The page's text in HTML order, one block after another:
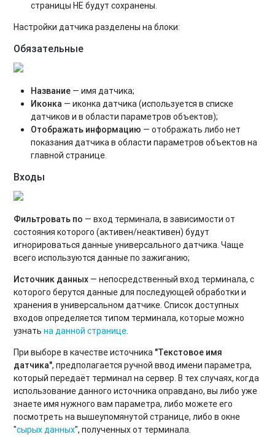
страницы НЕ будут сохранены.
Настройки датчика разделены на блоки:
Обязательные
Название — имя датчика;
Иконка — иконка датчика (используется в списке
датчиков и в области параметров объектов);
Отображать информацию — отображать либо нет
показания датчика в области параметров объектов на
главной странице.
Входы
Фильтровать по — вход терминала, в зависимости от
состояния которого (активен/неактивен) будут
игнорироваться данные универсального датчика. Чаще
всего используются данные по зажиганию;
Источник данных — непосредственный вход терминала, с
которого берутся данные для последующей обработки и
хранения в универсальном датчике. Список доступных
входов определяется типом терминала, которые можно
узнатьна данной странице.
При выборе в качестве источника "Текстовое имя
датчика", предполагается ручной ввод имени параметра,
который передаёт терминал на сервер. В тех случаях, когда
использование данного источника оправдано, вы либо уже
знаете имя нужного вам параметра, либо можете его
посмотреть на вышеупомянутой странице, либо в окне
"сырых данных", полученных от терминала.